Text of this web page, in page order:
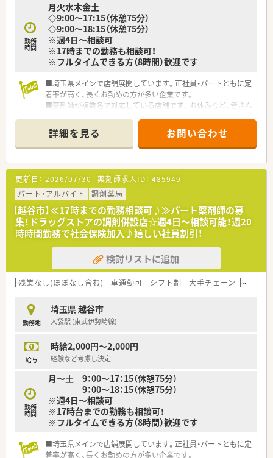
勤務
時間
月火水木金土
◇9:00～17:15（休憩75分）
◇9:00～18:15（休憩75分）
※週4日～相談可
※17時までの勤務も相談可！
※フルタイムできる方（8時間）歓迎です
■埼玉県メインで店舗展開しています。正社員・パートともに定
着率が高く、長くお勤めの方が多い企業です。
■薬剤師が複数名で対応している店舗です。お休みなど、皆さん
■フルタイム勤務できる方歓迎ですが、17時までの勤務も相談
できます♪日数はご相談ください。
・・＊企業の特徴＊・・
■埼玉県をメインに、関東エリアにて180店舗以上のドラッグス
トアと調剤薬局を展開している企業です。
■社長含む経営陣内に薬剤師がおり、経営的な視点だけでなく薬
剤師としての視点も大事にされています。
■薬剤師の専門性を高めるため、教育に力を入れています（新入
社員研修、各種セミナー、通信教育、月1回の薬剤メーカーによる
新薬の勉強会など）
■有給消化率は70％を超え、6連休などの長期休暇の取得も可能
詳細を見る お問い合わせ
更新日： 2026/07/30 薬剤師求人ID： 485949
パート・アルバイト
調剤薬局
【越谷市】≪17時までの勤務相談可♪≫パート薬剤師の募
集！ドラッグストアの調剤併設店☆週4日～相談可能！週20
時時間勤務で社会保険加入♪嬉しい社員割引！
検討リストに追加
残業なし(ほぼなし含む) 車通勤可 シフト制 大手チェーン ~18時
勤務地
埼玉県 越谷市
大袋駅 (東武伊勢崎線)
給与
時給2,000円～2,000円
経験など考慮し決定
勤務
時間
月～土 9：00～17：15（休憩75分）
9：00～18：15（休憩75分）
※週4日～相談可
※17時台までの勤務も相談可！
※フルタイムできる方（8時間）歓迎です
■埼玉県メインで店舗展開しています。正社員・パートともに定
着率が高く、長くお勤めの方が多い企業です。